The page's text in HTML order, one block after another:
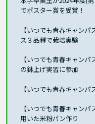
でポスター賞を受賞！
【いつでも青春キャン
ス３品種で栽培実験
【いつでも青春キャン
の鉢上げ実習に参加
【いつでも青春キャン
【いつでも青春キャン
用いた米粉パン作り